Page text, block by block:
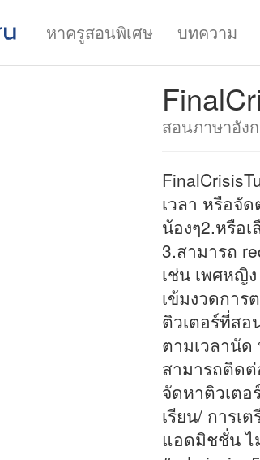
หาครูสอนพิเศษ บทความ
สอนภาษาอัง
เวลา หรือจั
น้องๆ2.หรือ
3.สามารถ
เช่น เพศหญิ
เข้มงวดการ
ติวเตอร์ที่ส
ตามเวลานัด
สามารถติด
จัดหาติวเตอ
เรียน/ การเ
แอดมิชชั่น ไ